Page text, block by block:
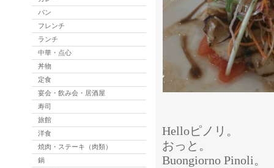
Helloピノリ。
おっと。
Buongiorno Pinoli。
パン
フレンチ
ランチ
中華・点心
丼物
定食
宴会・飲み会・居酒屋
寿司
旅館
洋食
焼肉・ステーキ（肉類）
鍋